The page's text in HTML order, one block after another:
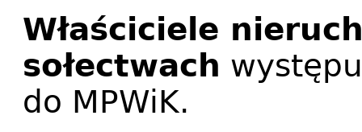
Właściciele
sołectwach
do MPWiK.